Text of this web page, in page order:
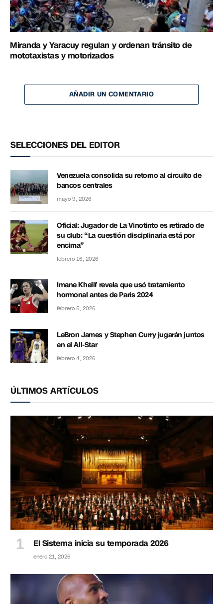
Miranda y Yaracuy regulan y ordenan tránsito de
mototaxistas y motorizados
AÑADIR UN COMENTARIO
SELECCIONES DEL EDITOR
Venezuela consolida su retorno al circuito de
bancos centrales
mayo 9, 2026
Oficial: Jugador de La Vinotinto es retirado de
su club: “La cuestión disciplinaria está por
encima”
febrero 16, 2026
Imane Khelif revela que usó tratamiento
hormonal antes de París 2024
febrero 5, 2026
LeBron James y Stephen Curry jugarán juntos
en el All-Star
febrero 4, 2026
ÚLTIMOS ARTÍCULOS
El Sistema inicia su temporada 2026
enero 21, 2026